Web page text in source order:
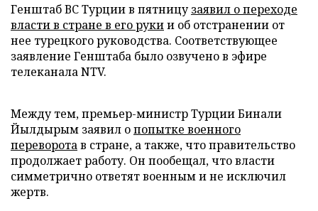
Генштаб ВС Турции в пятницузаявил о переходе
власти в стране в его рукии об отстранении от
нее турецкого руководства. Соответствующее
заявление Генштаба было озвучено в эфире
телеканала NTV.
Между тем, премьер-министр Турции Бинали
Йылдырым заявил опопытке военного
переворотав стране, а также, что правительство
продолжает работу. Он пообещал, что власти
симметрично ответят военным и не исключил
жертв.